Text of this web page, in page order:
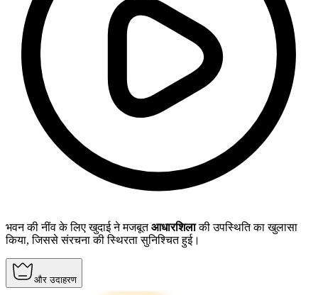
भवन की नींव के लिए खुदाई ने मजबूतआधारशिलाकी उपस्थिति का खुलासा
किया, जिससे संरचना की स्थिरता सुनिश्चित हुई।
और उदाहरण